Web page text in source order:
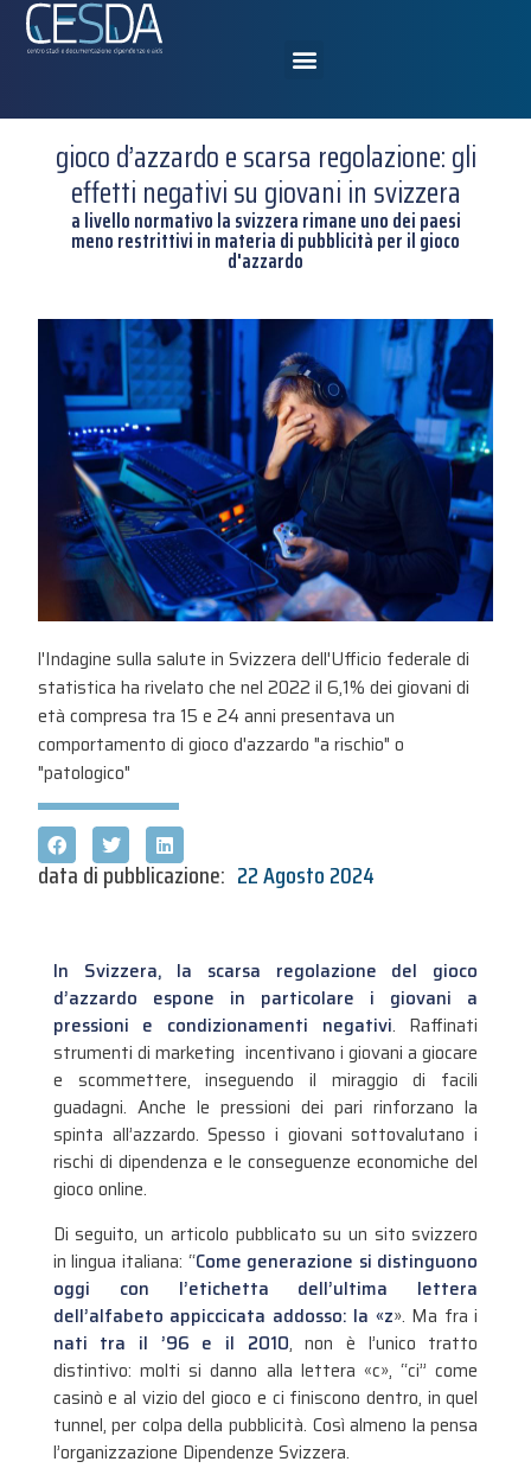
gioco d’azzardo e scarsa regolazione: gli
effetti negativi su giovani in svizzera
a livello normativo la svizzera rimane uno dei paesi
meno restrittivi in materia di pubblicità per il gioco
d'azzardo
l'Indagine sulla salute in Svizzera dell'Ufficio federale di
statistica ha rivelato che nel 2022 il 6,1% dei giovani di
età compresa tra 15 e 24 anni presentava un
comportamento di gioco d'azzardo "a rischio" o
"patologico"
data di pubblicazione: 22 Agosto 2024
In Svizzera, la scarsa regolazione del gioco
d’azzardo espone in particolare i giovani a
pressioni e condizionamenti negativi. Raffinati
strumenti di marketing incentivano i giovani a giocare
e scommettere, inseguendo il miraggio di facili
guadagni. Anche le pressioni dei pari rinforzano la
spinta all’azzardo. Spesso i giovani sottovalutano i
rischi di dipendenza e le conseguenze economiche del
gioco online.
Di seguito, un articolo pubblicato su un sito svizzero
in lingua italiana: “Come generazione si distinguono
oggi con l’etichetta dell’ultima lettera
dell’alfabeto appiccicata addosso: la «z». Ma fra i
nati tra il ’96 e il 2010, non è l’unico tratto
distintivo: molti si danno alla lettera «c», “ci” come
casinò e al vizio del gioco e ci finiscono dentro, in quel
tunnel, per colpa della pubblicità. Così almeno la pensa
l’organizzazione Dipendenze Svizzera.